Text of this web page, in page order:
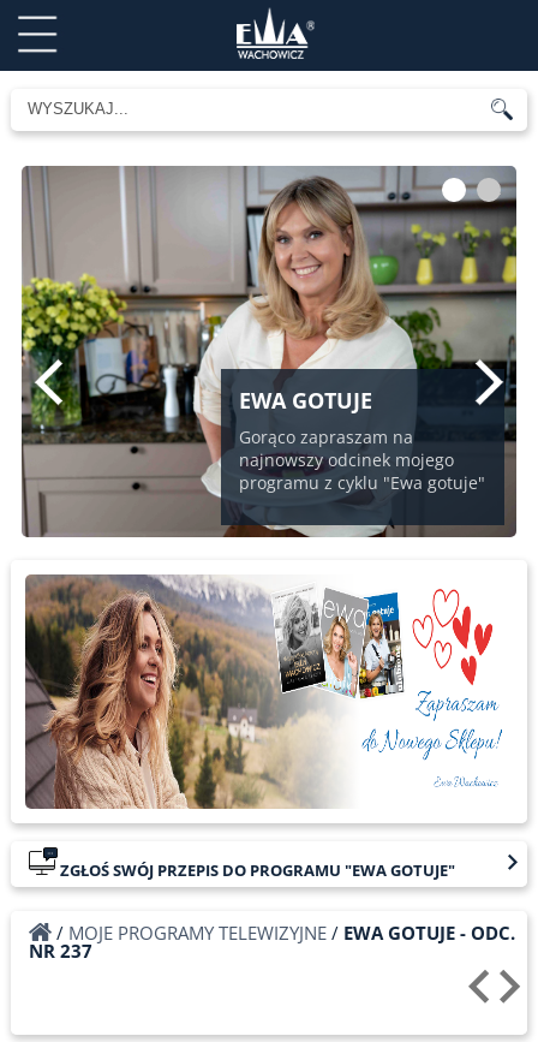
EWA GOTUJE
Gorąco zapraszam na
najnowszy odcinek mojego
programu z cyklu "Ewa gotuje"
1 2
ZGŁOŚ SWÓJ PRZEPIS DO PROGRAMU "EWA GOTUJE"
/ MOJE PROGRAMY TELEWIZYJNE/ EWA GOTUJE - ODC.
NR 237